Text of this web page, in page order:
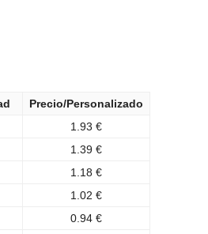
Precio/Personalizado
1.93 €
1.39 €
1.18 €
1.02 €
0.94 €